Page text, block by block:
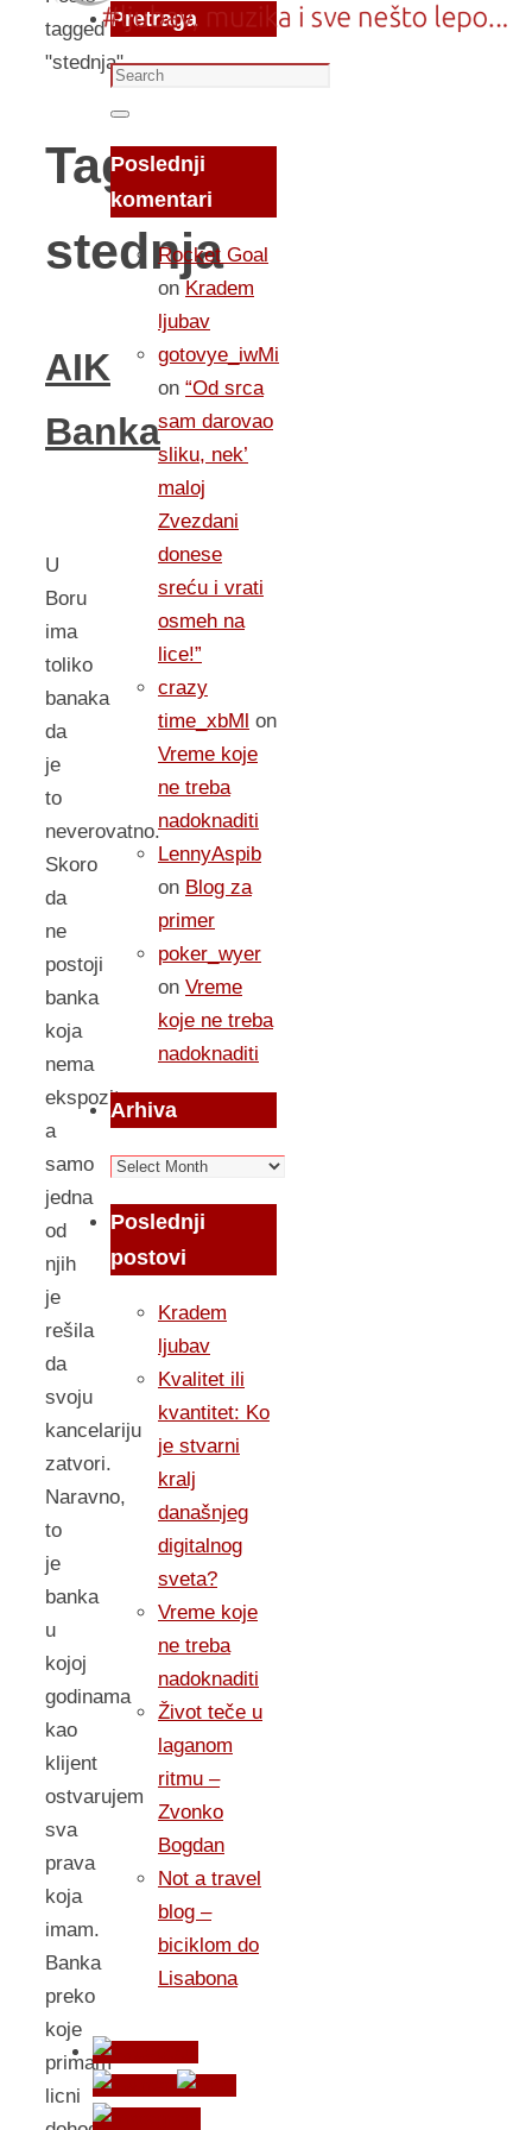
tagged
"stednja"
Tag:
stednja
AIK
Banka
U
Boru
ima
toliko
banaka
da
je
to
neverovatno.
Skoro
da
ne
postoji
banka
koja
nema
ekspozituru,
a
samo
jedna
od
njih
je
rešila
da
svoju
kancelariju
zatvori.
Naravno,
to
je
banka
u
kojoj
godinama
kao
klijent
ostvarujem
sva
prava
koja
imam.
Banka
preko
koje
primam
licni
Pretraga
Search
for:
Search
Poslednji
komentari
Rocket Goal
on Kradem
ljubav
gotovye_iwMi
on “Od srca
sam darovao
sliku, nek’
maloj
Zvezdani
donese
sreću i vrati
osmeh na
lice!”
crazy
time_xbMl on
Vreme koje
ne treba
nadoknaditi
LennyAspib
on Blog za
primer
poker_wyer
on Vreme
koje ne treba
nadoknaditi
Arhiva
Arhiva
Poslednji
postovi
Kradem
ljubav
Kvalitet ili
kvantitet: Ko
je stvarni
kralj
današnjeg
digitalnog
sveta?
Vreme koje
ne treba
nadoknaditi
Život teče u
laganom
ritmu –
Zvonko
Bogdan
Not a travel
blog –
biciklom do
Lisabona